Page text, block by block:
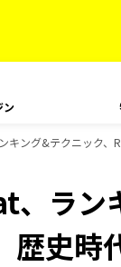
ン
ング&テクニック、
ラン
史時